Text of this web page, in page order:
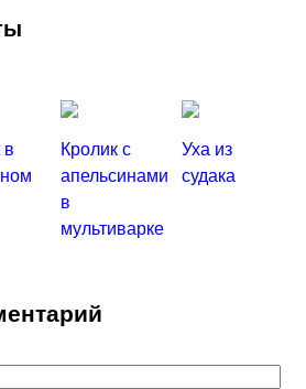
в
Кролик с
апельсинами
в
мультиварке
Уха из
судака